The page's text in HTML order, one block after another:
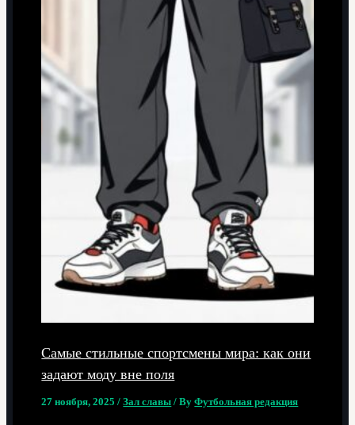
Самые стильные спортсмены мира: как они
задают моду вне поля
27 ноября, 2025/Зал славы / ByФутбольная редакция